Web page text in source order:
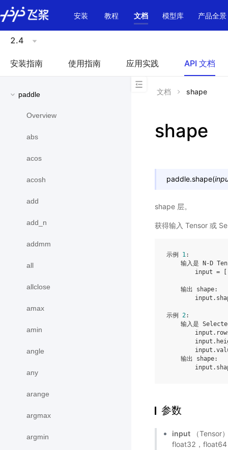
\u200E
安装
教程 文档 模型库 产品全景
2.4
安装指南 使用指南 应用实践 API 文档
paddle
Overview
abs
acos
acosh
add
add_n
addmm
all
allclose
amax
amin
angle
any
arange
argmax
argmin
文档 shape
shape
paddle.shape(
shape 层。
获得输入 Tensor 或
示例 1:
输入是 N-D
input =
    输出 shape:
示例 2:
输入是
    输出 shape:
参数
input （Tensor
float32，float64